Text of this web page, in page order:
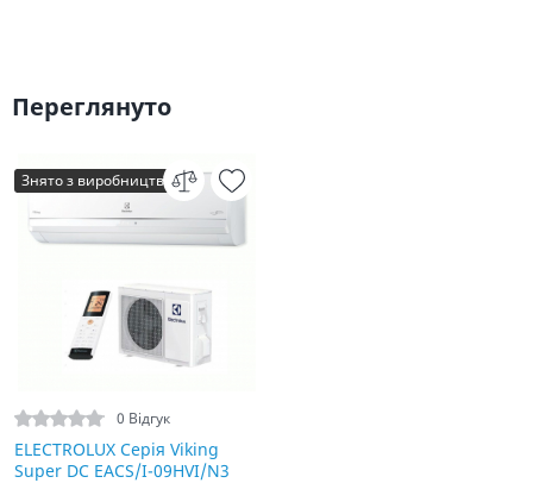
Переглянуто
Знято з виробництва
0 Відгук
ELECTROLUX Серія Viking
Super DC EACS/I-09HVI/N3